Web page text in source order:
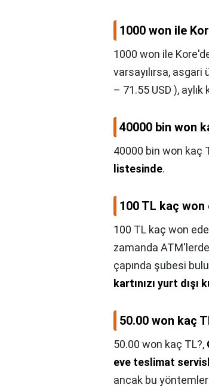
1000 won ile
1000 won ile
varsayılırsa,
– 71.55 USD ), aylık
40000 bin won
40000 bin won kaç
listesinde.
100 TL kaç won
100 TL kaç won
zamanda
çapında şubesi
kartınızı yurt dışı
50.00 won kaç
50.00 won kaç TL?,
eve teslimat
ancak bu